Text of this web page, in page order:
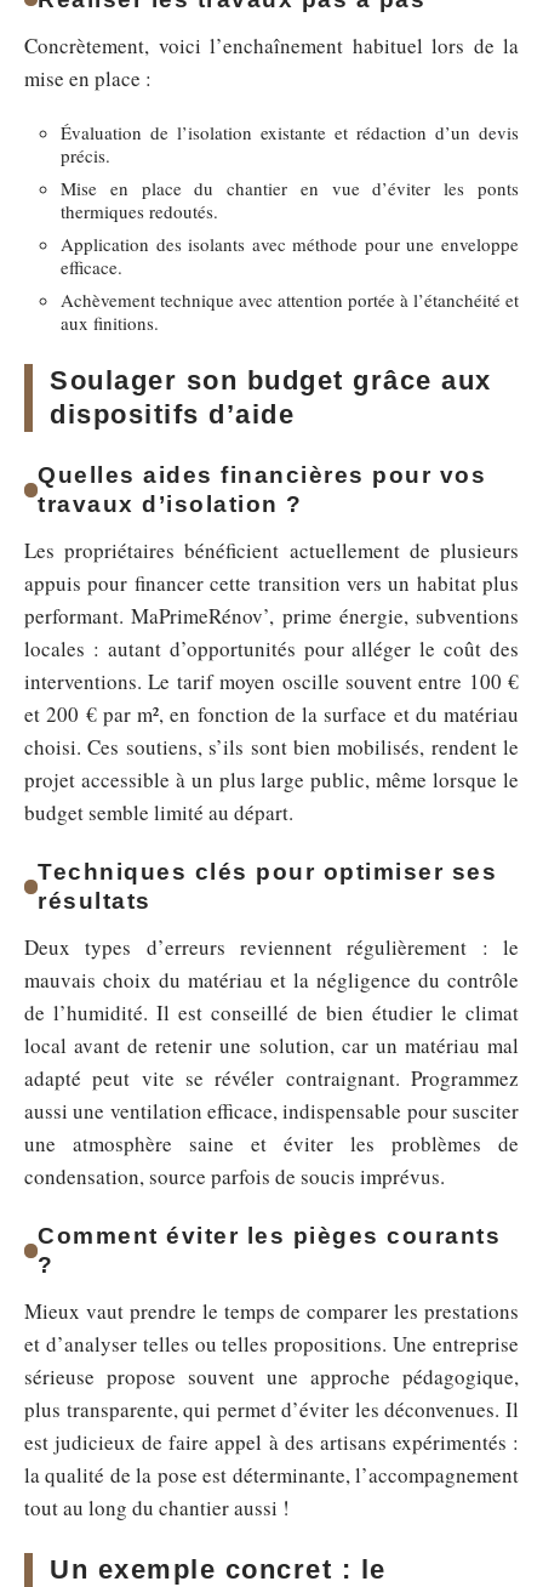
Concrètement, voici l’enchaînement habituel lors de la
mise en place :
Évaluation de l’isolation existante et rédaction d’un devis
précis.
Mise en place du chantier en vue d’éviter les ponts
thermiques redoutés.
Application des isolants avec méthode pour une enveloppe
efficace.
Achèvement technique avec attention portée à l’étanchéité et
aux finitions.
Soulager son budget grâce aux
dispositifs d’aide
Quelles aides financières pour vos
travaux d’isolation ?
Les propriétaires bénéficient actuellement de plusieurs
appuis pour financer cette transition vers un habitat plus
performant. MaPrimeRénov’, prime énergie, subventions
locales : autant d’opportunités pour alléger le coût des
interventions. Le tarif moyen oscille souvent entre 100 €
et 200 € par m², en fonction de la surface et du matériau
choisi. Ces soutiens, s’ils sont bien mobilisés, rendent le
projet accessible à un plus large public, même lorsque le
budget semble limité au départ.
Techniques clés pour optimiser ses
résultats
Deux types d’erreurs reviennent régulièrement : le
mauvais choix du matériau et la négligence du contrôle
de l’humidité. Il est conseillé de bien étudier le climat
local avant de retenir une solution, car un matériau mal
adapté peut vite se révéler contraignant. Programmez
aussi une ventilation efficace, indispensable pour susciter
une atmosphère saine et éviter les problèmes de
condensation, source parfois de soucis imprévus.
Comment éviter les pièges courants
?
Mieux vaut prendre le temps de comparer les prestations
et d’analyser telles ou telles propositions. Une entreprise
sérieuse propose souvent une approche pédagogique,
plus transparente, qui permet d’éviter les déconvenues. Il
est judicieux de faire appel à des artisans expérimentés :
la qualité de la pose est déterminante, l’accompagnement
tout au long du chantier aussi !
Un exemple concret : le